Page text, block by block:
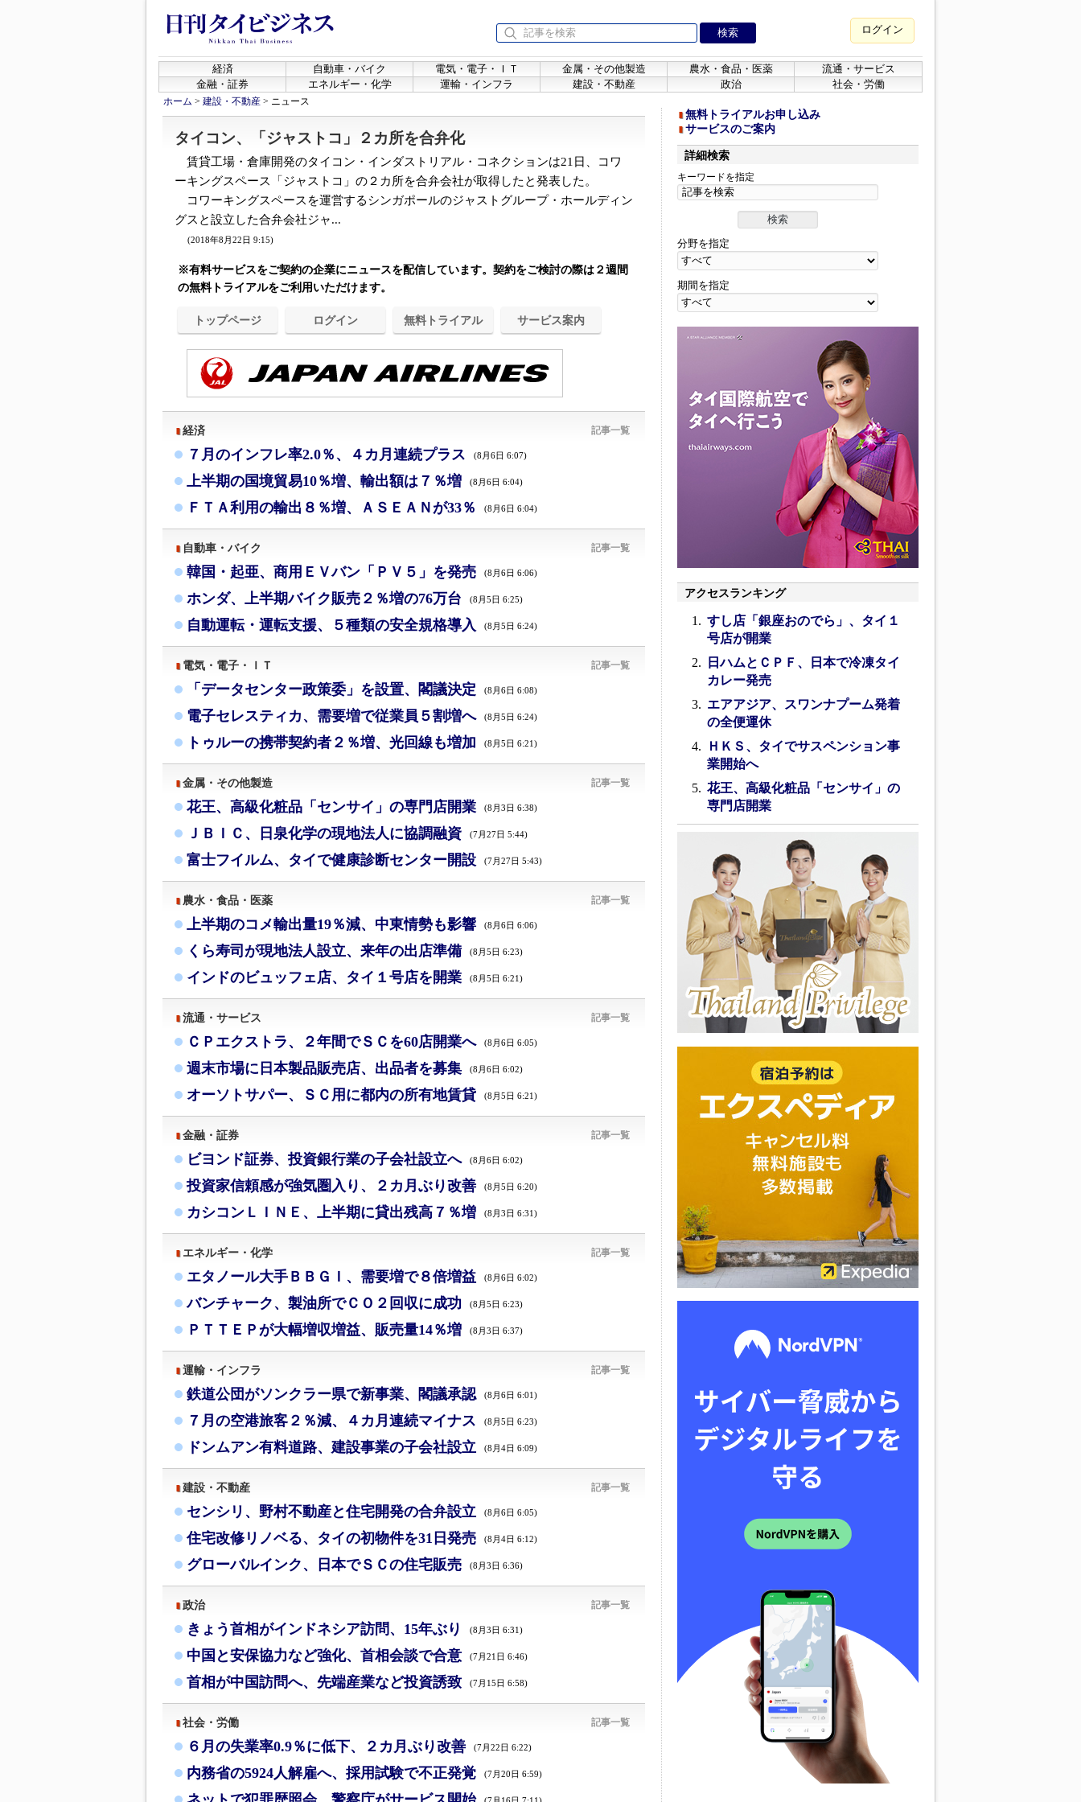
ログイン
経済 自動車・バイク 電気・電子・ＩＴ 金属・その他製造 農水・食品・医薬
流通・サービス
金融・証券
エネルギー・化学 運輸・インフラ 建設・不動産 政治 社会・労働
ホーム > 建設・不動産 > ニュース
タイコン、「ジャストコ」２カ所を合弁化
賃貸工場・倉庫開発のタイコン・インダストリアル・コネクションは21日、コワ
ーキングスペース「ジャストコ」の２カ所を合弁会社が取得したと発表した。
コワーキングスペースを運営するシンガポールのジャストグループ・ホールディン
グスと設立した合弁会社ジャ...
(2018年8月22日 9:15)
※有料サービスをご契約の企業にニュースを配信しています。契約をご検討の際は２週間
の無料トライアルをご利用いただけます。
トップページ ログイン 無料トライアル サービス案内
経済 記事一覧
７月のインフレ率2.0％、４カ月連続プラス (8月6日 6:07)
上半期の国境貿易10％増、輸出額は７％増 (8月6日 6:04)
ＦＴＡ利用の輸出８％増、ＡＳＥＡＮが33％ (8月6日 6:04)
自動車・バイク 記事一覧
韓国・起亜、商用ＥＶバン「ＰＶ５」を発売 (8月6日 6:06)
ホンダ、上半期バイク販売２％増の76万台 (8月5日 6:25)
自動運転・運転支援、５種類の安全規格導入 (8月5日 6:24)
電気・電子・ＩＴ 記事一覧
「データセンター政策委」を設置、閣議決定 (8月6日 6:08)
電子セレスティカ、需要増で従業員５割増へ (8月5日 6:24)
トゥルーの携帯契約者２％増、光回線も増加 (8月5日 6:21)
金属・その他製造 記事一覧
花王、高級化粧品「センサイ」の専門店開業 (8月3日 6:38)
ＪＢＩＣ、日泉化学の現地法人に協調融資 (7月27日 5:44)
富士フイルム、タイで健康診断センター開設 (7月27日 5:43)
農水・食品・医薬 記事一覧
上半期のコメ輸出量19％減、中東情勢も影響 (8月6日 6:06)
くら寿司が現地法人設立、来年の出店準備 (8月5日 6:23)
インドのビュッフェ店、タイ１号店を開業 (8月5日 6:21)
流通・サービス 記事一覧
ＣＰエクストラ、２年間でＳＣを60店開業へ (8月6日 6:05)
週末市場に日本製品販売店、出品者を募集 (8月6日 6:02)
オーソトサパー、ＳＣ用に都内の所有地賃貸 (8月5日 6:21)
金融・証券 記事一覧
ビヨンド証券、投資銀行業の子会社設立へ (8月6日 6:02)
投資家信頼感が強気圏入り、２カ月ぶり改善 (8月5日 6:20)
カシコンＬＩＮＥ、上半期に貸出残高７％増 (8月3日 6:31)
エネルギー・化学 記事一覧
エタノール大手ＢＢＧＩ、需要増で８倍増益 (8月6日 6:02)
バンチャーク、製油所でＣＯ２回収に成功 (8月5日 6:23)
ＰＴＴＥＰが大幅増収増益、販売量14％増 (8月3日 6:37)
運輸・インフラ 記事一覧
鉄道公団がソンクラー県で新事業、閣議承認 (8月6日 6:01)
７月の空港旅客２％減、４カ月連続マイナス (8月5日 6:23)
ドンムアン有料道路、建設事業の子会社設立 (8月4日 6:09)
建設・不動産 記事一覧
センシリ、野村不動産と住宅開発の合弁設立 (8月6日 6:05)
住宅改修リノベる、タイの初物件を31日発売 (8月4日 6:12)
グローバルインク、日本でＳＣの住宅販売 (8月3日 6:36)
政治 記事一覧
きょう首相がインドネシア訪問、15年ぶり (8月3日 6:31)
中国と安保協力など強化、首相会談で合意 (7月21日 6:46)
首相が中国訪問へ、先端産業など投資誘致 (7月15日 6:58)
社会・労働 記事一覧
６月の失業率0.9％に低下、２カ月ぶり改善 (7月22日 6:22)
内務省の5924人解雇へ、採用試験で不正発覚 (7月20日 6:59)
無料トライアルお申し込み
サービスのご案内
詳細検索
キーワードを指定
分野を指定
期間を指定
アクセスランキング
すし店「銀座おのでら」、タイ１
号店が開業
日ハムとＣＰＦ、日本で冷凍タイ
カレー発売
エアアジア、スワンナプーム発着
の全便運休
ＨＫＳ、タイでサスペンション事
業開始へ
花王、高級化粧品「センサイ」の
専門店開業